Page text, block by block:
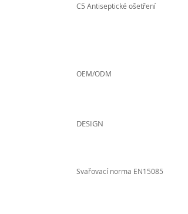
OEM/ODM
C5 Antiseptické ošetření
DESIGN
Svařovací norma EN15085